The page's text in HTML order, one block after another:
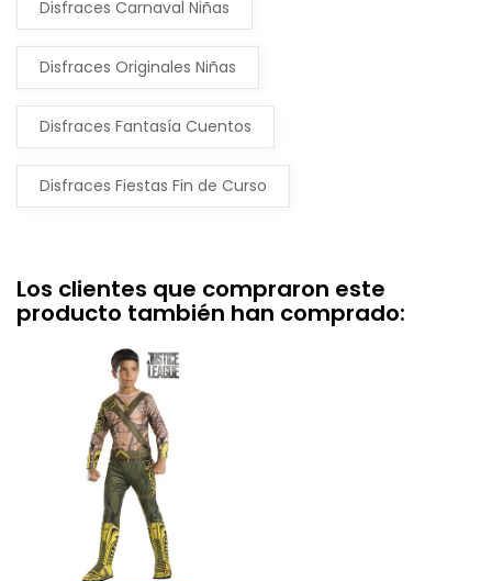
Disfraces Carnaval Niñas
Disfraces Originales Niñas
Disfraces Fantasía Cuentos
Disfraces Fiestas Fin de Curso
Los clientes que compraron este
producto también han comprado: